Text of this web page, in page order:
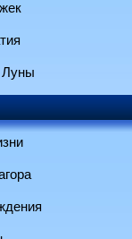
Луны